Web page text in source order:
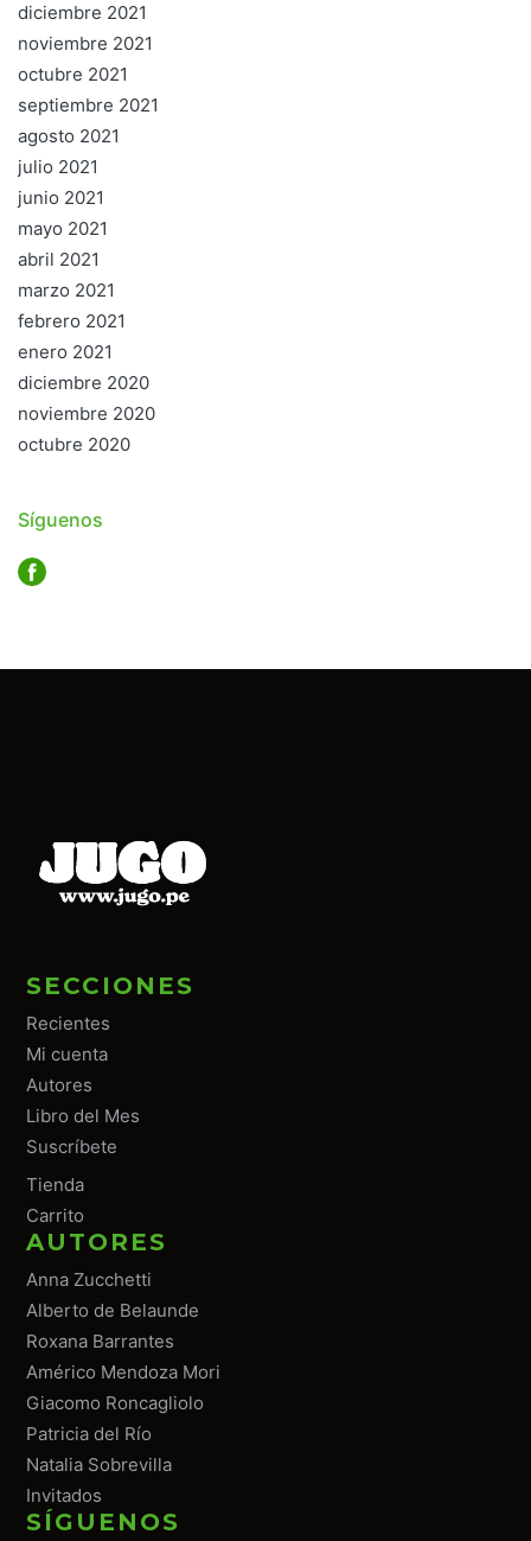
diciembre 2021
noviembre 2021
octubre 2021
septiembre 2021
agosto 2021
julio 2021
junio 2021
mayo 2021
abril 2021
marzo 2021
febrero 2021
enero 2021
diciembre 2020
noviembre 2020
octubre 2020
Síguenos
SECCIONES
Recientes
Mi cuenta
Autores
Libro del Mes
Suscríbete
Tienda
Carrito
AUTORES
Anna Zucchetti
Alberto de Belaunde
Roxana Barrantes
Américo Mendoza Mori
Giacomo Roncagliolo
Patricia del Río
Natalia Sobrevilla
Invitados
SÍGUENOS